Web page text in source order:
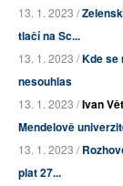
13. 1. 2023 /
tlačí na Sc...
13. 1. 2023 /Kde se
nesouhlas
13. 1. 2023 /Ivan
Mendelově
13. 1. 2023 /
plat 27...